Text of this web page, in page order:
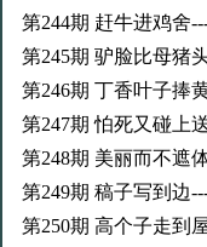
第244期 赶牛进鸡舍
第245期 驴脸比母猪
第246期 丁香叶子捧
第247期 怕死又碰上
第248期 美丽而不遮
第249期 稿子写到边
第250期 高个子走到